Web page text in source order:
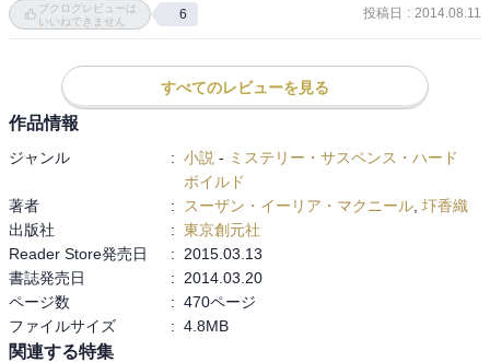
スパイの正体が明らかになって、まさにウインザー城が“ザル状態”で
の中でのエリザベス王女の賢さと凛とした態度には、まだ少女なの
にさすがの品格を感じました。
因みに、前作でマギーの父親の秘密が明かされていたのですが、そ
れがまだまだ“序の口”だったことが判明。
今度はマギーの母親について驚愕の真相が明らかになり、しかもし
かもラストでは生死不明だったジョンが・・・おっと、いけない。
とりあえず、すごく気になる終わり方だったので、なるはやで次巻
を読まねば！と思った次第です。
ウィンザー城に疎開している王女を、ナチス・ドイツが誘拐しよう
ドイツはイギリス上陸後、親独派の退位した王を復位させる計画だ
ったのだ。
マギー。
ディナーには正装するのだが、そうとは知らなかったため、ドレス
が１枚しかない。
数学をこれ以上学ぶ必要があるのかと王女も他の人も言うので、女
王になったら国の会計を知らなくてはと話すマギー。
面白い話で王女の気をひきつつ。
スパイ仲間はそれぞれ暗号や事件の解明に挑んで暗躍しています
が、宮殿にいるのは実在した人物たちです。
ブクログレビューは
いいねできません
6 投稿日 : 2014.08.11
すべてのレビューを見る
作品情報
ジャンル : 小説 - ミステリー・サスペンス・ハード
ボイルド
著者
: スーザン・イーリア・マクニール 圷香織
出版社
: 東京創元社
Reader Store発売日
:
2015.03.13
書誌発売日
:
2014.03.20
ページ数
: 470ページ
ファイルサイズ
: 4.8MB
関連する特集